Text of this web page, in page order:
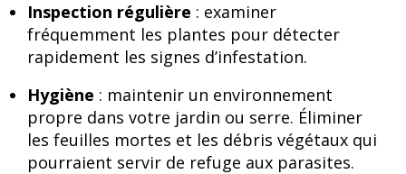
Inspection régulière : examiner
fréquemment les plantes pour détecter
rapidement les signes d’infestation.
Hygiène : maintenir un environnement
propre dans votre jardin ou serre. Éliminer
les feuilles mortes et les débris végétaux qui
pourraient servir de refuge aux parasites.